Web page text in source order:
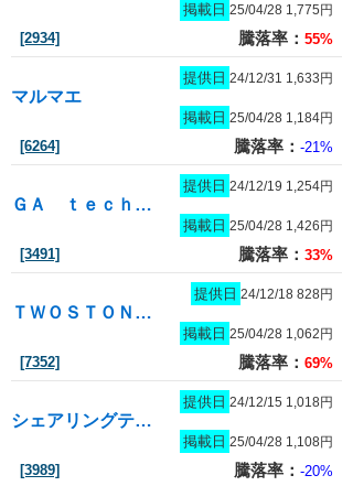
掲載日 25/04/28 1,775円
[2934] 騰落率： 55%
マルマエ
提供日 24/12/31 1,633円
掲載日 25/04/28 1,184円
[6264] 騰落率： -21%
ＧＡ ｔｅｃｈｎｏｌｏｇｉｅｓ
提供日 24/12/19 1,254円
掲載日 25/04/28 1,426円
[3491] 騰落率： 33%
ＴＷＯＳＴＯＮＥ＆Ｓｏｎｓ
提供日 24/12/18 828円
掲載日 25/04/28 1,062円
[7352] 騰落率： 69%
シェアリングテクノロジー
提供日 24/12/15 1,018円
掲載日 25/04/28 1,108円
[3989] 騰落率： -20%